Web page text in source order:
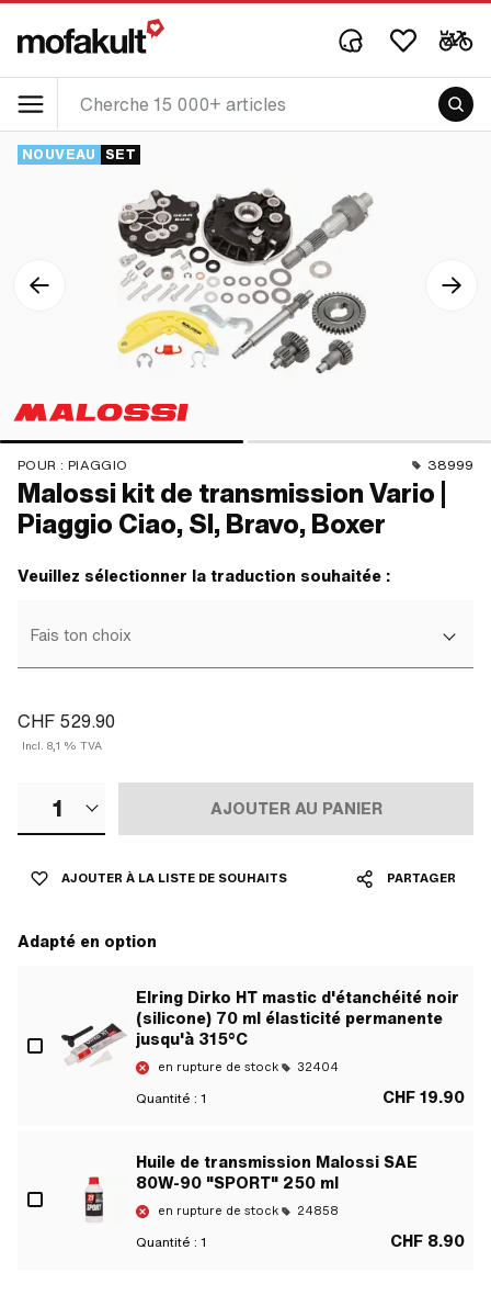
NOUVEAU SET
POUR : PIAGGIO 38999
Malossi kit de transmission Vario |
Piaggio Ciao, SI, Bravo, Boxer
Veuillez sélectionner la traduction souhaitée :
Fais ton choix
CHF 529.90
Incl. 8,1 % TVA
1 AJOUTER AU PANIER
AJOUTER À LA LISTE DE SOUHAITS PARTAGER
Adapté en option
Elring Dirko HT mastic d'étanchéité noir
(silicone) 70 ml élasticité permanente
jusqu'à 315°C
en rupture de stock 32404
Quantité : 1 CHF 19.90
Huile de transmission Malossi SAE
80W-90 "SPORT" 250 ml
en rupture de stock 24858
Quantité : 1 CHF 8.90